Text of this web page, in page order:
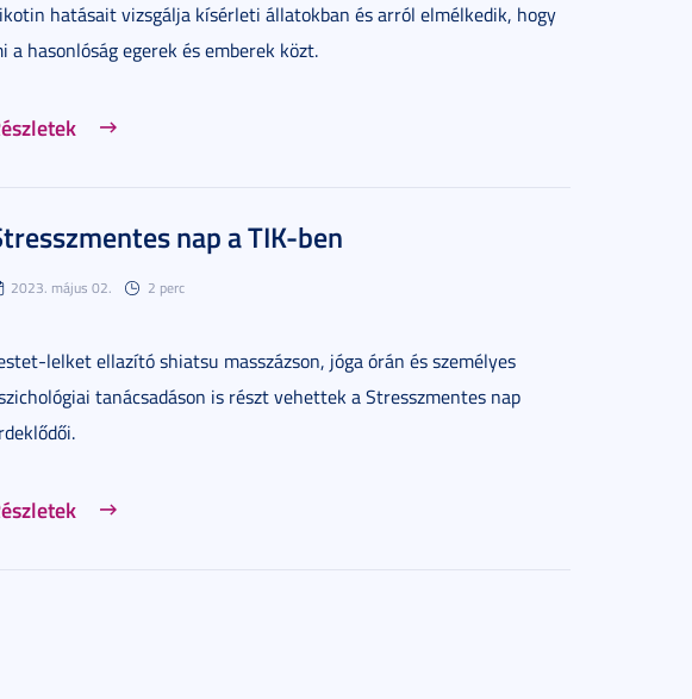
hatásait vizsgálja kísérleti állatokban és arról elmélkedik, hogy
a hasonlóság egerek és emberek közt.
nap a TIK-ben
2023. május 02. 2 perc
lelket ellazító shiatsu masszázson, jóga órán és személyes
tanácsadáson is részt vehettek a Stresszmentes nap